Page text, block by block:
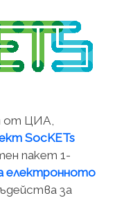
от ЦИА,
SocKETs
пакет 1-
електронното
за